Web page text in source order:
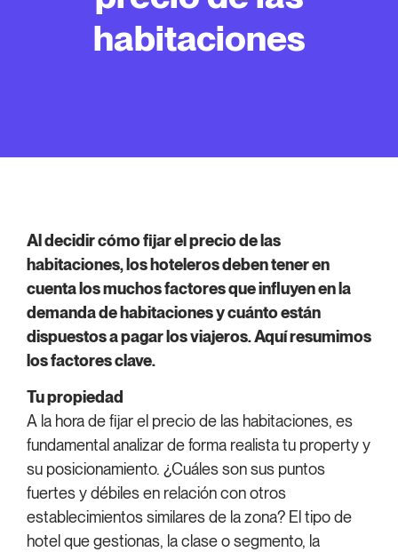
habitaciones
Al decidir cómo fijar el precio de las
habitaciones, los hoteleros deben tener en
cuenta los muchos factores que influyen en la
demanda de habitaciones y cuánto están
dispuestos a pagar los viajeros. Aquí resumimos
los factores clave.
Tu propiedad
A la hora de fijar el precio de las habitaciones, es
fundamental analizar de forma realista tu property y
su posicionamiento. ¿Cuáles son sus puntos
fuertes y débiles en relación con otros
establecimientos similares de la zona? El tipo de
hotel que gestionas, la clase o segmento, la